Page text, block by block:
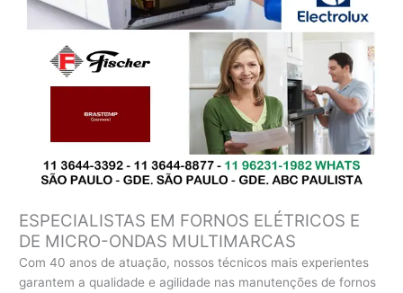
ESPECIALISTAS EM FORNOS ELÉTRICOS E
DE MICRO-ONDAS MULTIMARCAS
Com 40 anos de atuação, nossos técnicos mais experientes
garantem a qualidade e agilidade nas manutenções de fornos